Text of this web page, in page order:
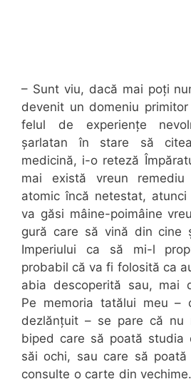
– Sunt viu, dacă mai poți
devenit un domeniu
felul de experiențe
șarlatan în stare să
medicină, i-o reteză
mai există vreun
atomic încă netestat,
va găsi mâine-poimâine
gură care să vină din cine
Imperiului ca să mi-l
probabil că va fi folosită ca
abia descoperită sau, mai
Pe memoria tatălui meu –
dezlănțuit – se pare că nu
biped care să poată studia
săi ochi, sau care să
consulte o carte din